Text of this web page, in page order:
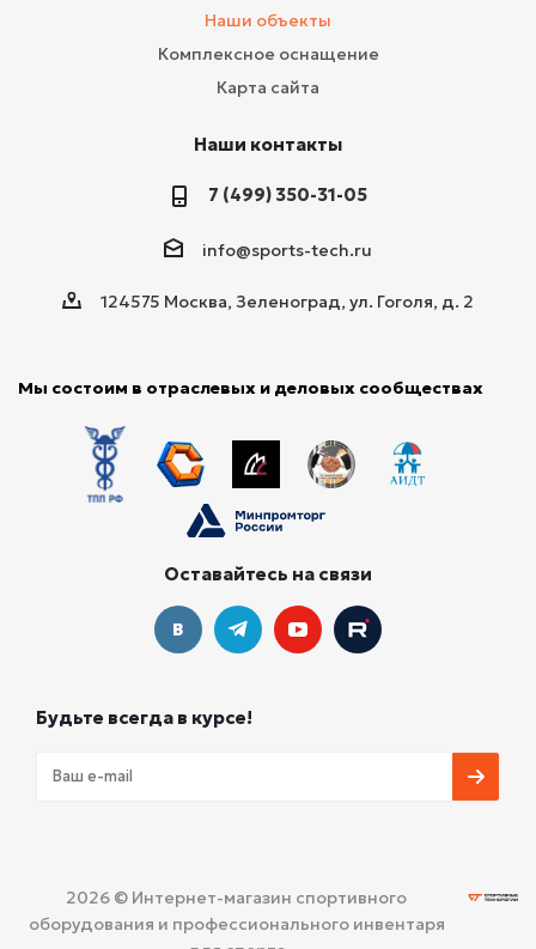
Наши объекты
Комплексное оснащение
Карта сайта
Наши контакты
7 (499) 350-31-05
info@sports-tech.ru
124575 Москва, Зеленоград, ул. Гоголя, д. 2
Мы состоим в отраслевых и деловых сообществах
Оставайтесь на связи
Будьте всегда в курсе!
2026 © Интернет-магазин спортивного
оборудования и профессионального инвентаря